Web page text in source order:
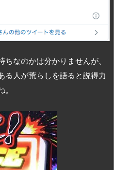
ちなのかは分かりませんが、
る人が荒らしを語ると説得力